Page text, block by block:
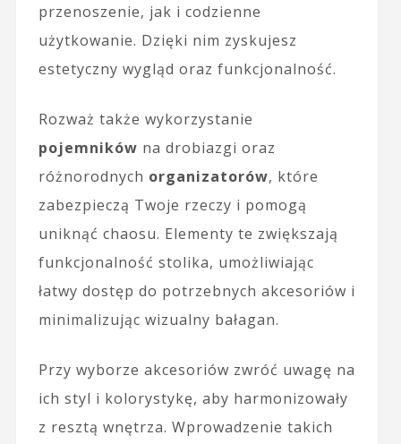
przenoszenie, jak i codzienne
użytkowanie. Dzięki nim zyskujesz
estetyczny wygląd oraz funkcjonalność.
Rozważ także wykorzystanie
pojemników na drobiazgi oraz
różnorodnych organizatorów, które
zabezpieczą Twoje rzeczy i pomogą
uniknąć chaosu. Elementy te zwiększają
funkcjonalność stolika, umożliwiając
łatwy dostęp do potrzebnych akcesoriów i
minimalizując wizualny bałagan.
Przy wyborze akcesoriów zwróć uwagę na
ich styl i kolorystykę, aby harmonizowały
z resztą wnętrza. Wprowadzenie takich